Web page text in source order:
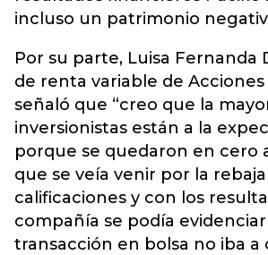
incluso un patrimonio
Por su parte, Luisa Fernanda
de renta variable de Acciones
señaló que “creo que la
inversionistas están a la
porque se quedaron en cero
que se veía venir por la
calificaciones y con los
compañía se podía
transacción en bolsa no iba a